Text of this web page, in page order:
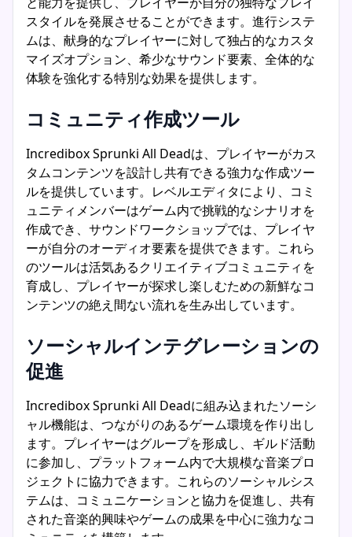
スタイルを発展させることができます。進行システ
ムは、献身的なプレイヤーに対して独占的なカスタ
マイズオプション、希少なサウンド要素、全体的な
体験を強化する特別な効果を提供します。
コミュニティ作成ツール
Incredibox Sprunki All Deadは、プレイヤーがカス
タムコンテンツを設計し共有できる強力な作成ツー
ルを提供しています。レベルエディタにより、コミ
ュニティメンバーはゲーム内で挑戦的なシナリオを
作成でき、サウンドワークショップでは、プレイヤ
ーが自分のオーディオ要素を提供できます。これら
のツールは活気あるクリエイティブコミュニティを
育成し、プレイヤーが探求し楽しむための新鮮なコ
ンテンツの絶え間ない流れを生み出しています。
ソーシャルインテグレーションの
促進
Incredibox Sprunki All Deadに組み込まれたソーシ
ャル機能は、つながりのあるゲーム環境を作り出し
ます。プレイヤーはグループを形成し、ギルド活動
に参加し、プラットフォーム内で大規模な音楽プロ
ジェクトに協力できます。これらのソーシャルシス
テムは、コミュニケーションと協力を促進し、共有
された音楽的興味やゲームの成果を中心に強力なコ